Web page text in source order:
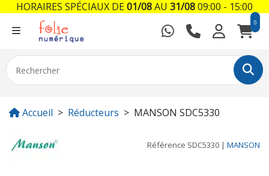
0
Accueil Réducteurs MANSON SDC5330
Référence SDC5330 | MANSON
HORAIRES SPÉCIAUX DE01/08AU 31/0809:00 - 15:00